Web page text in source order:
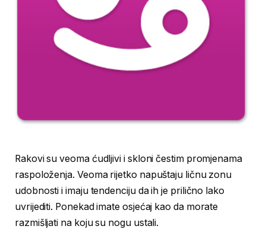
Rakovi su veoma ćudljivi i skloni čestim promjenama
raspoloženja. Veoma rijetko napuštaju ličnu zonu
udobnosti i imaju tendenciju da ih je prilično lako
uvrijediti. Ponekad imate osjećaj kao da morate
razmišljati na koju su nogu ustali.